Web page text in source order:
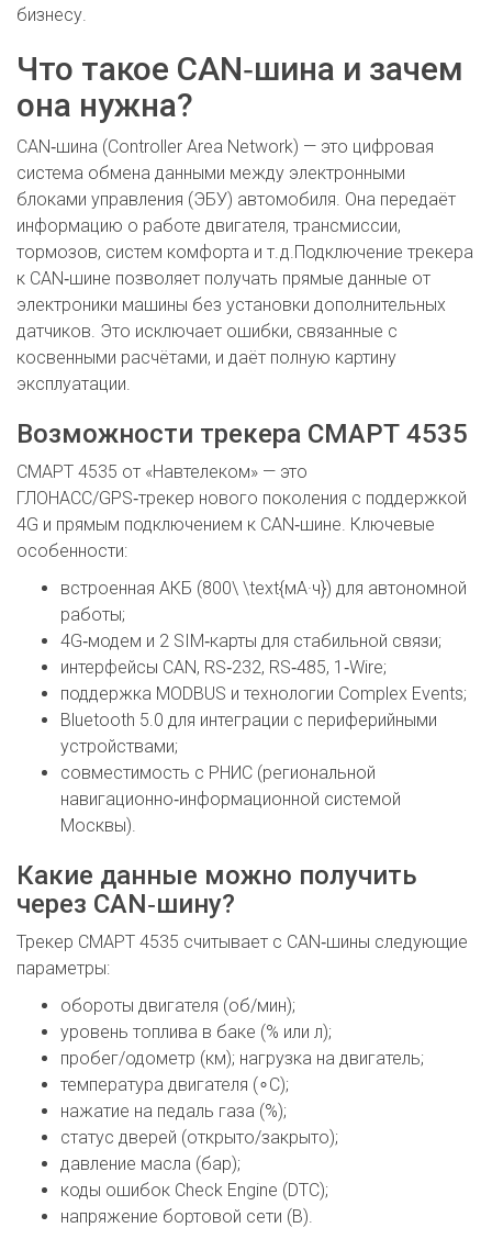
бизнесу.
Что такое CAN‑шина и зачем
она нужна?
CAN‑шина (Controller Area Network) — это цифровая
система обмена данными между электронными
блоками управления (ЭБУ) автомобиля. Она передаёт
информацию о работе двигателя, трансмиссии,
тормозов, систем комфорта и т. д.Подключение трекера
к CAN‑шине позволяет получать прямые данные от
электроники машины без установки дополнительных
датчиков. Это исключает ошибки, связанные с
косвенными расчётами, и даёт полную картину
эксплуатации.
Возможности трекера СМАРТ 4535
СМАРТ 4535 от «Навтелеком» — это
ГЛОНАСС/GPS‑трекер нового поколения с поддержкой
4G и прямым подключением к CAN‑шине. Ключевые
особенности:
встроенная АКБ (800\ \text{мА·ч}) для автономной
работы;
4G‑модем и 2 SIM‑карты для стабильной связи;
интерфейсы CAN, RS‑232, RS‑485, 1‑Wire;
поддержка MODBUS и технологии Complex Events;
Bluetooth 5.0 для интеграции с периферийными
устройствами;
совместимость с РНИС (региональной
навигационно‑информационной системой
Москвы).
Какие данные можно получить
через CAN‑шину?
Трекер СМАРТ 4535 считывает с CAN‑шины следующие
параметры:
обороты двигателя (об/мин);
уровень топлива в баке (% или л);
пробег/одометр (км); нагрузка на двигатель;
температура двигателя (∘C);
нажатие на педаль газа (%);
статус дверей (открыто/закрыто);
давление масла (бар);
коды ошибок Check Engine (DTC);
напряжение бортовой сети (В).